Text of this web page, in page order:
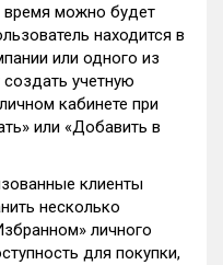
время можно будет
находится в
или одного из
учетную
кабинете при
или «Добавить в
клиенты
несколько
личного
для покупки,